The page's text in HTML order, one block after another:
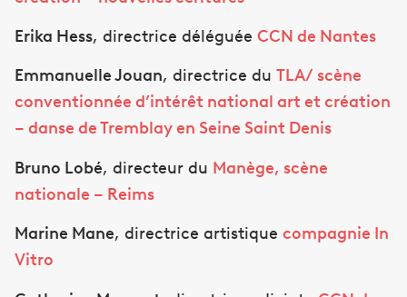
Erika Hess, directrice déléguée CCN de Nantes
Emmanuelle Jouan, directrice du TLA/ scène
conventionnée d’intérêt national art et création
– danse de Tremblay en Seine Saint Denis
Bruno Lobé, directeur du Manège, scène
nationale – Reims
Marine Mane, directrice artistique compagnie In
Vitro